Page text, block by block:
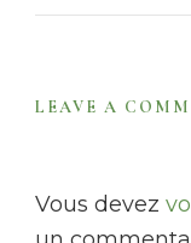
LEAVE A
Vous devez